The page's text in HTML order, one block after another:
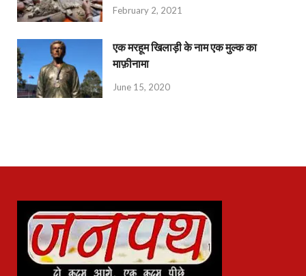
February 2, 2021
एक मरहूम खिलाड़ी के नाम एक मुल्क का
माफ़ीनामा
June 15, 2020